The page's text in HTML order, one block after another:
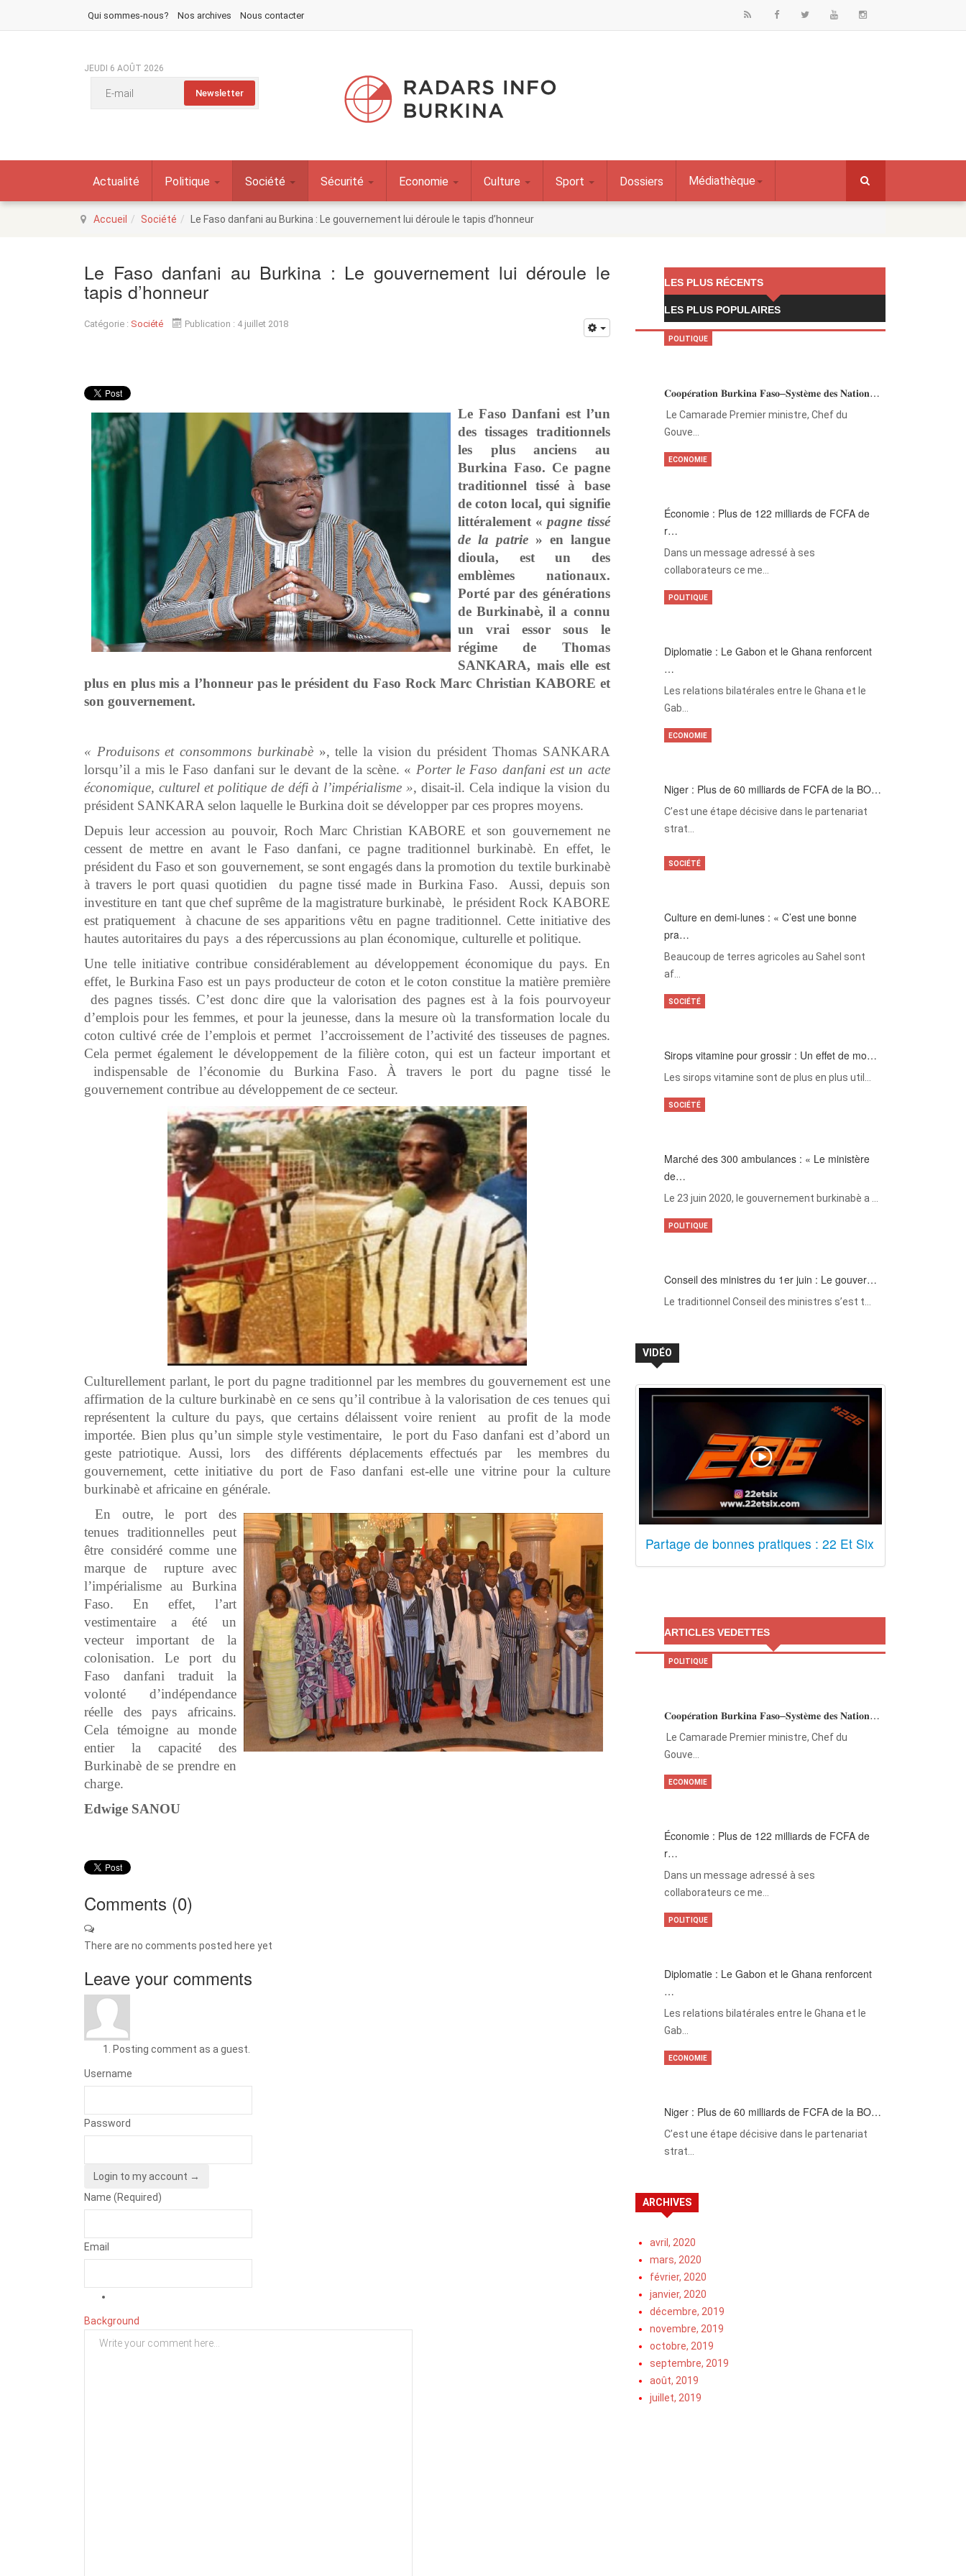
Qui sommes-nous? Nos archives Nous contacter
JEUDI 6 AOÛT 2026
Actualité Politique Société Sécurité Economie Culture Sport Dossiers Médiathèque
Accueil Société Le Faso danfani au Burkina : Le gouvernement lui déroule le tapis d’honneur
Le Faso danfani au Burkina : Le gouvernement lui déroule le
tapis d’honneur
Catégorie : Société Publication : 4 juillet 2018
Le Faso Danfani est l’un
des tissages traditionnels
les plus anciens au
Burkina Faso. Ce pagne
traditionnel tissé à base
de coton local, qui signifie
littéralement «pagne tissé
de la patrie» en langue
dioula, est un des
emblèmes nationaux.
Porté par des générations
de Burkinabè, il a connu
un vrai essor sous le
régime de Thomas
SANKARA, mais elle est
plus en plus mis a l’honneur pas le président du Faso Rock Marc Christian KABORE et
son gouvernement.
« Produisons et consommons burkinabè», telle la vision du président Thomas SANKARA
lorsqu’il a mis le Faso danfani sur le devant de la scène. « Porter le Faso danfani est un acte
économique, culturel et politique de défi à l’impérialisme », disait-il. Cela indique la vision du
président SANKARA selon laquelle le Burkina doit se développer par ces propres moyens.
Depuis leur accession au pouvoir, Roch Marc Christian KABORE et son gouvernement ne
cessent de mettre en avant le Faso danfani, ce pagne traditionnel burkinabè. En effet, le
président du Faso et son gouvernement, se sont engagés dans la promotion du textile burkinabè
à travers le port quasi quotidien du pagne tissé made in Burkina Faso. Aussi, depuis son
investiture en tant que chef suprême de la magistrature burkinabè, le président Rock KABORE
est pratiquement à chacune de ses apparitions vêtu en pagne traditionnel. Cette initiative des
hautes autoritaires du pays a des répercussions au plan économique, culturelle et politique.
Une telle initiative contribue considérablement au développement économique du pays. En
effet, le Burkina Faso est un pays producteur de coton et le coton constitue la matière première
des pagnes tissés. C’est donc dire que la valorisation des pagnes est à la fois pourvoyeur
d’emplois pour les femmes, et pour la jeunesse, dans la mesure où la transformation locale du
coton cultivé crée de l’emplois et permet l’accroissement de l’activité des tisseuses de pagnes.
Cela permet également le développement de la filière coton, qui est un facteur important et
indispensable de l’économie du Burkina Faso. À travers le port du pagne tissé le
gouvernement contribue au développement de ce secteur.
Culturellement parlant, le port du pagne traditionnel par les membres du gouvernement est une
affirmation de la culture burkinabè en ce sens qu’il contribue à la valorisation de ces tenues qui
représentent la culture du pays, que certains délaissent voire renient au profit de la mode
importée. Bien plus qu’un simple style vestimentaire, le port du Faso danfani est d’abord un
geste patriotique. Aussi, lors des différents déplacements effectués par les membres du
gouvernement, cette initiative du port de Faso danfani est-elle une vitrine pour la culture
burkinabè et africaine en générale.
En outre, le port des
tenues traditionnelles peut
être considéré comme une
marque de rupture avec
l’impérialisme au Burkina
Faso. En effet, l’art
vestimentaire a été un
vecteur important de la
colonisation. Le port du
Faso danfani traduit la
volonté d’indépendance
réelle des pays africains.
Cela témoigne au monde
entier la capacité des
Burkinabè de se prendre en
charge.
Edwige SANOU
Comments (0)
There are no comments posted here yet
Leave your comments
Posting comment as a guest.
Username
Password
Login to my account →
Name (Required)
Email
Background
LES PLUS RÉCENTS
LES PLUS POPULAIRES
𝐂𝐨𝐨𝐩𝐞́𝐫𝐚𝐭𝐢𝐨𝐧 𝐁𝐮𝐫𝐤𝐢𝐧𝐚 𝐅𝐚𝐬𝐨–𝐒𝐲𝐬𝐭𝐞̀𝐦𝐞 𝐝𝐞𝐬 𝐍𝐚𝐭𝐢𝐨𝐧…
‎Le Camarade Premier ministre, Chef du
Gouve…
POLITIQUE
Économie : Plus de 122 milliards de FCFA de
r…
Dans un message adressé à ses
collaborateurs ce me…
ECONOMIE
Diplomatie : Le Gabon et le Ghana renforcent
…
Les relations bilatérales entre le Ghana et le
Gab…
POLITIQUE
Niger : Plus de 60 milliards de FCFA de la BO…
C’est une étape décisive dans le partenariat
strat…
ECONOMIE
Culture en demi-lunes : « C’est une bonne
pra…
Beaucoup de terres agricoles au Sahel sont
af…
SOCIÉTÉ
Sirops vitamine pour grossir : Un effet de mo…
Les sirops vitamine sont de plus en plus util…
SOCIÉTÉ
Marché des 300 ambulances : « Le ministère
de…
Le 23 juin 2020, le gouvernement burkinabè a …
SOCIÉTÉ
Conseil des ministres du 1er juin : Le gouver…
Le traditionnel Conseil des ministres s’est t…
POLITIQUE
VIDÉO
Partage de bonnes pratiques : 22 Et Six
ARTICLES VEDETTES
𝐂𝐨𝐨𝐩𝐞́𝐫𝐚𝐭𝐢𝐨𝐧 𝐁𝐮𝐫𝐤𝐢𝐧𝐚 𝐅𝐚𝐬𝐨–𝐒𝐲𝐬𝐭𝐞̀𝐦𝐞 𝐝𝐞𝐬 𝐍𝐚𝐭𝐢𝐨𝐧…
‎Le Camarade Premier ministre, Chef du
Gouve…
POLITIQUE
Économie : Plus de 122 milliards de FCFA de
r…
Dans un message adressé à ses
collaborateurs ce me…
ECONOMIE
Diplomatie : Le Gabon et le Ghana renforcent
…
Les relations bilatérales entre le Ghana et le
Gab…
POLITIQUE
Niger : Plus de 60 milliards de FCFA de la BO…
C’est une étape décisive dans le partenariat
strat…
ECONOMIE
ARCHIVES
avril, 2020
mars, 2020
février, 2020
janvier, 2020
décembre, 2019
novembre, 2019
octobre, 2019
septembre, 2019
août, 2019
juillet, 2019